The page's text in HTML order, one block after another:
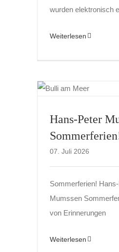
wurden elektronisch
Weiterlesen
Hans-Peter
07. Juli 2026
Sommerferien!
Mumssen
von Erinnerungen
Weiterlesen